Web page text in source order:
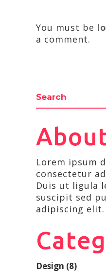
You must be
a comment.
Lorem ipsum
consectetur
Duis ut ligula
suscipit sed
adipiscing elit.
Design (8)